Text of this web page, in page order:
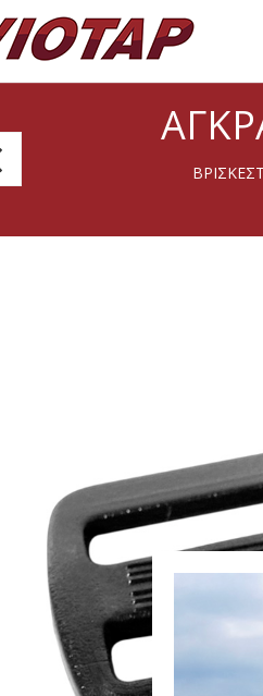
Carbie
Poles
ζευγάρι
Ασημί